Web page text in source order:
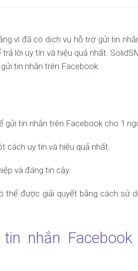
vì đã có dịch vụ hỗ trợ gửi tin
lời uy tín và hiệu quả nhất.
tin nhắn trên Facebook.
gửi tin nhắn trên Facebook cho 1
cách uy tín và hiệu quả nhất.
và đáng tin cậy.
được giải quyết bằng cách sử
nhắn Facebook